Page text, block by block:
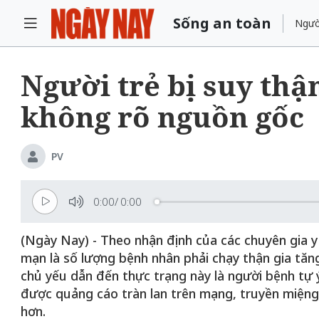
Sống an toàn
Người trẻ bị suy
không rõ nguồn gốc
PV
0:00/ 0:00
(Ngày Nay) - Theo nhận định của các chuyên
mạn là số lượng bệnh nhân phải chạy thận gia
chủ yếu dẫn đến thực trạng này là người bệnh
được quảng cáo tràn lan trên mạng, truyền
hơn.